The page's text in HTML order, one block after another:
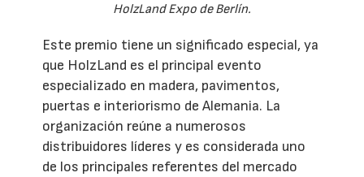
HolzLand Expo de Berlín.
Este premio tiene un significado especial, ya
que HolzLand es el principal evento
especializado en madera, pavimentos,
puertas e interiorismo de Alemania. La
organización reúne a numerosos
distribuidores líderes y es considerada uno
de los principales referentes del mercado